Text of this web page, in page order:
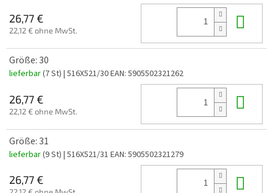
26,77 €
22,12 € ohne MwSt.
Größe: 30
lieferbar(7 St) | 516X521/30EAN: 5905502321262
26,77 €
22,12 € ohne MwSt.
Größe: 31
lieferbar(9 St) | 516X521/31 EAN: 5905502321279
26,77 €